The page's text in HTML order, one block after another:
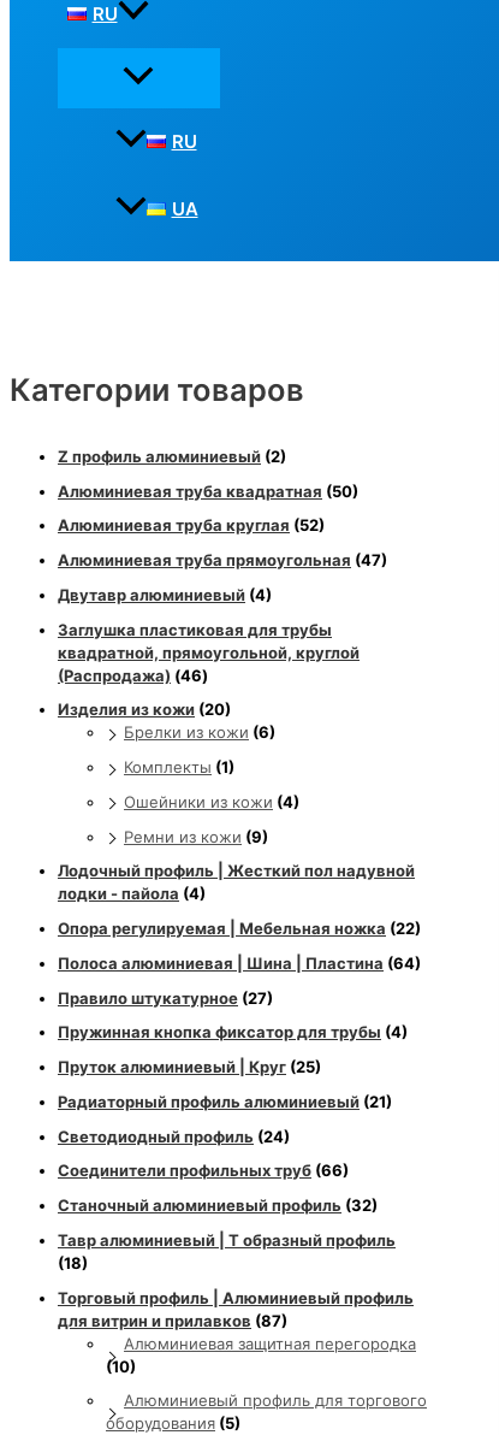
RU
RU
UA
Категории товаров
Z профиль алюминиевый (2)
Алюминиевая труба квадратная (50)
Алюминиевая труба круглая (52)
Алюминиевая труба прямоугольная (47)
Двутавр алюминиевый (4)
Заглушка пластиковая для трубы
квадратной, прямоугольной, круглой
(Распродажа) (46)
Изделия из кожи (20)
Брелки из кожи (6)
Комплекты (1)
Ошейники из кожи (4)
Ремни из кожи (9)
Лодочный профиль | Жесткий пол надувной
лодки - пайола (4)
Опора регулируемая | Мебельная ножка (22)
Полоса алюминиевая | Шина | Пластина (64)
Правило штукатурное (27)
Пружинная кнопка фиксатор для трубы (4)
Пруток алюминиевый | Круг (25)
Радиаторный профиль алюминиевый (21)
Светодиодный профиль (24)
Соединители профильных труб (66)
Станочный алюминиевый профиль (32)
Тавр алюминиевый | Т образный профиль
(18)
Торговый профиль | Алюминиевый профиль
для витрин и прилавков (87)
Алюминиевая защитная перегородка
(10)
Алюминиевый профиль для торгового
оборудования (5)